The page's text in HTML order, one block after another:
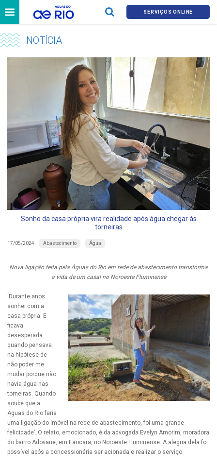
SERVIÇOS ONLINE
NOTÍCIA
Sonho da casa própria vira realidade após água chegar às
torneiras
17/05/2024 Abastecimento Água
Nova ligação feita pela Águas do Rio em rede de abastecimento transforma
a vida de um casal no Noroeste Fluminense
‘Durante anos
sonhei com a
casa própria. E
ficava
desesperada
quando pensava
na hipótese de
não poder me
mudar porque não
havia água nas
torneiras. Quando
soube que a
Águas do Rio faria
uma ligação do imóvel na rede de abastecimento, foi uma grande
felicidade’. O relato, emocionado, é da advogada Evelyn Amorim, moradora
do bairro Adovane, em Itaocara, no Noroeste Fluminense. A alegria dela foi
possível após a concessionária ser acionada e realizar o serviço.